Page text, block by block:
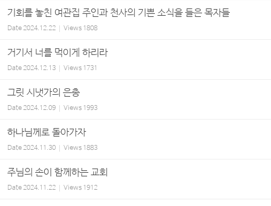
기회를 놓친 여관집 주인과 천사의 기쁜 소식을 들은 목자들
Date2024.12.22 Views 1808
거기서 너를 먹이게 하리라
Date2024.12.13 Views 1731
그릿 시냇가의 은총
Date2024.12.09 Views 1993
하나님께로 돌아가자
Date2024.11.30 Views 1883
주님의 손이 함께하는 교회
Date2024.11.22 Views 1912